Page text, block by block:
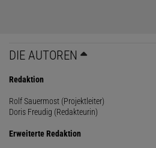
DIE AUTOREN
Redaktion
Rolf Sauermost (Projektleiter)
Doris Freudig (Redakteurin)
Erweiterte Redaktion